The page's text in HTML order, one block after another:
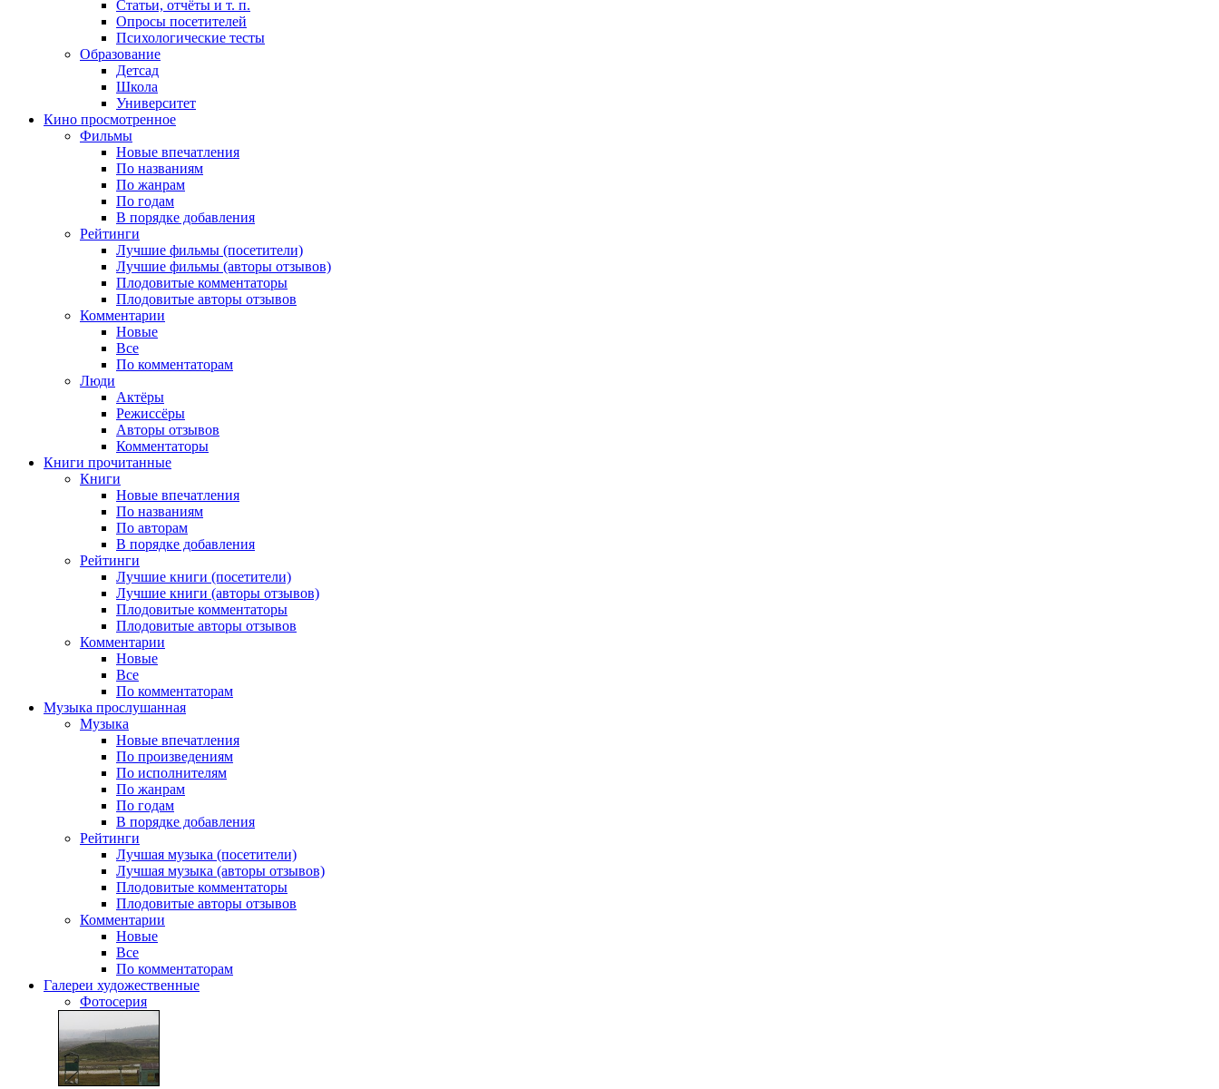
Статьи, отчёты и т. п.
Опросы посетителей
Психологические тесты
Образование
Детсад
Школа
Университет
Кино просмотренное
Фильмы
Новые впечатления
По названиям
По жанрам
По годам
В порядке добавления
Рейтинги
Лучшие фильмы (посетители)
Лучшие фильмы (авторы отзывов)
Плодовитые комментаторы
Плодовитые авторы отзывов
Комментарии
Новые
Все
По комментаторам
Люди
Актёры
Режиссёры
Авторы отзывов
Комментаторы
Книги прочитанные
Книги
Новые впечатления
По названиям
По авторам
В порядке добавления
Рейтинги
Лучшие книги (посетители)
Лучшие книги (авторы отзывов)
Плодовитые комментаторы
Плодовитые авторы отзывов
Комментарии
Новые
Все
По комментаторам
Музыка прослушанная
Музыка
Новые впечатления
По произведениям
По исполнителям
По жанрам
По годам
В порядке добавления
Рейтинги
Лучшая музыка (посетители)
Лучшая музыка (авторы отзывов)
Плодовитые комментаторы
Плодовитые авторы отзывов
Комментарии
Новые
Все
По комментаторам
Галереи художественные
Фотосерия